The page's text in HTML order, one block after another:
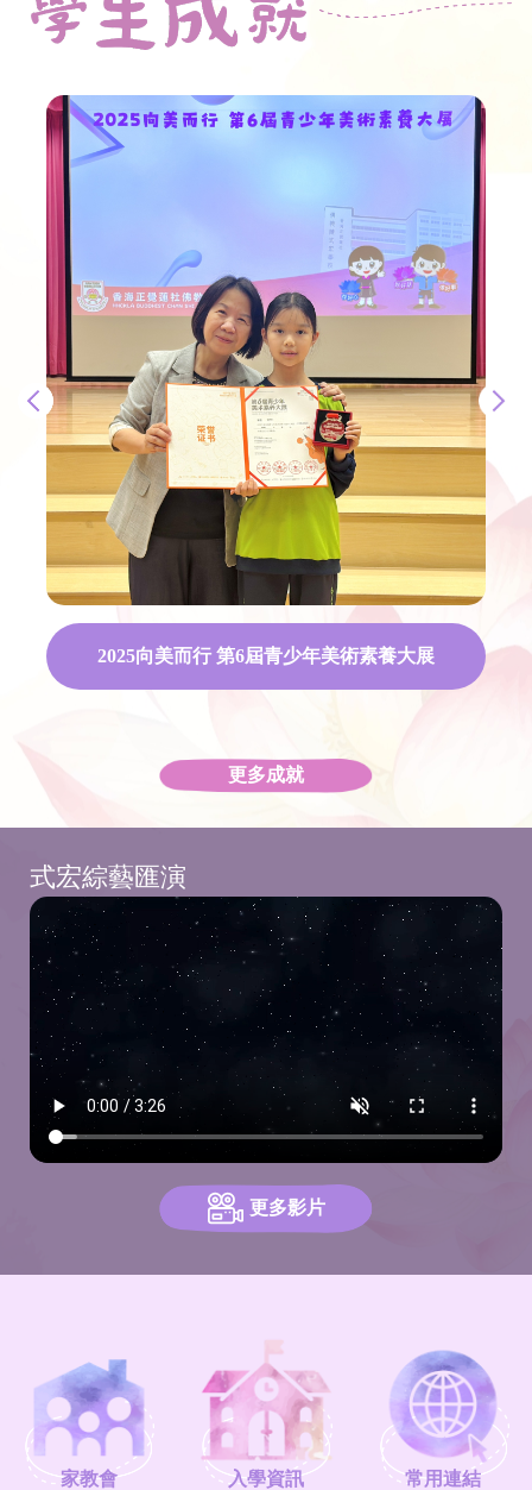
2025向美而行 第6屆青少年美術素養大展
更多成就
式宏綜藝匯演
更多影片
家教會 入學資訊 常用連結